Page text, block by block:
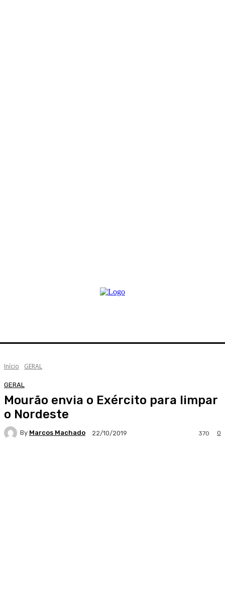
Início GERAL
GERAL
Mourão envia o Exército para limpar
o Nordeste
By Marcos Machado 22/10/2019 0
370